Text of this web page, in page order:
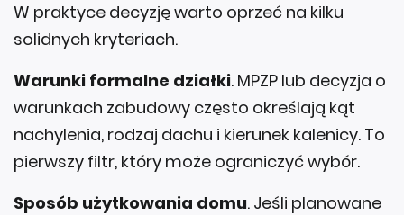
W praktyce decyzję warto oprzeć na kilku
solidnych kryteriach.
Warunki formalne działki. MPZP lub decyzja o
warunkach zabudowy często określają kąt
nachylenia, rodzaj dachu i kierunek kalenicy. To
pierwszy filtr, który może ograniczyć wybór.
Sposób użytkowania domu. Jeśli planowane